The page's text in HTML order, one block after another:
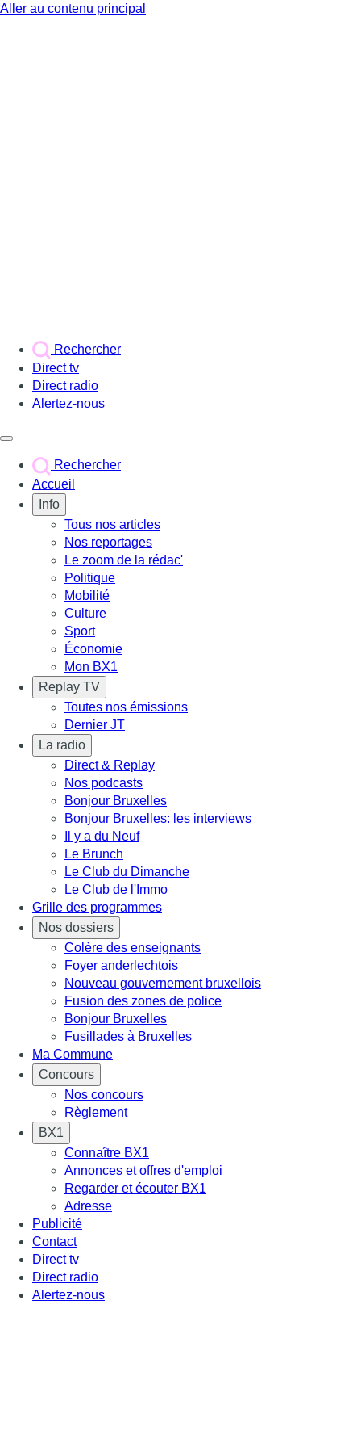
Aller au contenu principal
Rechercher
Direct tv
Direct radio
Alertez-nous
Rechercher
Accueil
Info
Tous nos articles
Nos reportages
Le zoom de la rédac'
Politique
Mobilité
Culture
Sport
Économie
Mon BX1
Replay TV
Toutes nos émissions
Dernier JT
La radio
Direct & Replay
Nos podcasts
Bonjour Bruxelles
Bonjour Bruxelles: les interviews
Il y a du Neuf
Le Brunch
Le Club du Dimanche
Le Club de l'Immo
Grille des programmes
Nos dossiers
Colère des enseignants
Foyer anderlechtois
Nouveau gouvernement bruxellois
Fusion des zones de police
Bonjour Bruxelles
Fusillades à Bruxelles
Ma Commune
Concours
Nos concours
Règlement
BX1
Connaître BX1
Annonces et offres d'emploi
Regarder et écouter BX1
Adresse
Publicité
Contact
Direct tv
Direct radio
Alertez-nous